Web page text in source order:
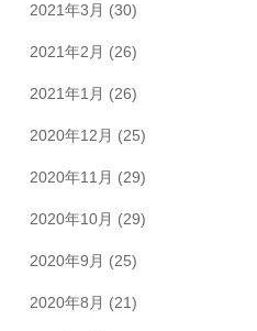
2021年3月 (30)
2021年2月 (26)
2021年1月 (26)
2020年12月 (25)
2020年11月 (29)
2020年10月 (29)
2020年9月 (25)
2020年8月 (21)